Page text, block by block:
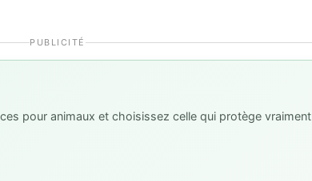
PUBLICITÉ
pour animaux et choisissez celle qui protège